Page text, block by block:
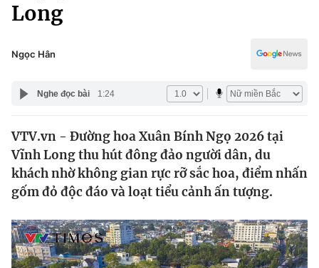
Thế giới
Tin tức
Thế giới đó đây
Câu chuyện quốc tế
Kinh tế
Tài chính
Thị trường
Dữ liệu và đời sống
Truyền hình
Văn hóa - Giải trí
Giáo dục
Long
Ngọc Hân
Nghe đọc bài 1:24
VTV.vn - Đường hoa Xuân Bính Ngọ 2026 tại
Vĩnh Long thu hút đông đảo người dân, du
khách nhờ không gian rực rỡ sắc hoa, điểm nhấn
gốm đỏ độc đáo và loạt tiểu cảnh ấn tượng.